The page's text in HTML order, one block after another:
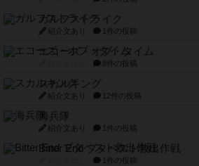
ガルフストライク
紹介文あり 1件の投稿
エコーズ・オブ・タイム
8件の投稿
スカルキング
紹介文あり 12件の投稿
海兵隊
紹介文あり 1件の投稿
Bitter End ブタペスト救出作戦
1件の投稿